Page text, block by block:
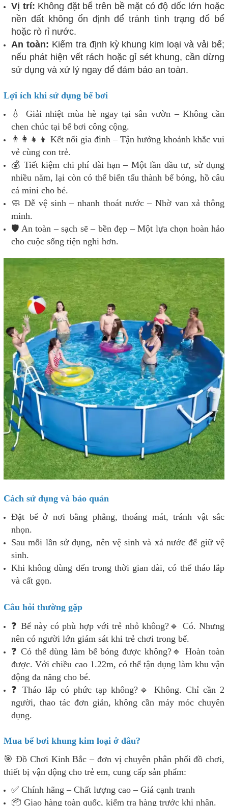
Vị trí: Không đặt bể trên bề mặt có độ dốc lớn hoặc
nền đất không ổn định để tránh tình trạng đổ bể
hoặc rò rỉ nước.
An toàn: Kiểm tra định kỳ khung kim loại và vải bể;
nếu phát hiện vết rách hoặc gỉ sét khung, cần dừng
sử dụng và xử lý ngay để đảm bảo an toàn.
Lợi ích khi sử dụng bể bơi
💧 Giải nhiệt mùa hè ngay tại sân vườn – Không cần
chen chúc tại bể bơi công cộng.
👨‍👩‍👧‍👦 Kết nối gia đình – Tận hưởng khoảnh khắc vui
vẻ cùng con trẻ.
💰 Tiết kiệm chi phí dài hạn – Một lần đầu tư, sử dụng
nhiều năm, lại còn có thể biến tấu thành bể bóng, hồ câu
cá mini cho bé.
🧼 Dễ vệ sinh – nhanh thoát nước – Nhờ van xả thông
minh.
🛡️ An toàn – sạch sẽ – bền đẹp – Một lựa chọn hoàn hảo
cho cuộc sống tiện nghi hơn.
Cách sử dụng và bảo quản
Đặt bể ở nơi bằng phẳng, thoáng mát, tránh vật sắc
nhọn.
Sau mỗi lần sử dụng, nên vệ sinh và xả nước để giữ vệ
sinh.
Khi không dùng đến trong thời gian dài, có thể tháo lắp
và cất gọn.
Câu hỏi thường gặp
❓ Bể này có phù hợp với trẻ nhỏ không?🔹 Có. Nhưng
nên có người lớn giám sát khi trẻ chơi trong bể.
❓ Có thể dùng làm bể bóng được không?🔹 Hoàn toàn
được. Với chiều cao 1.22m, có thể tận dụng làm khu vận
động đa năng cho bé.
❓ Tháo lắp có phức tạp không?🔹 Không. Chỉ cần 2
người, thao tác đơn giản, không cần máy móc chuyên
dụng.
Mua bể bơi khung kim loại ở đâu?
🎯 Đồ Chơi Kinh Bắc – đơn vị chuyên phân phối đồ chơi,
thiết bị vận động cho trẻ em, cung cấp sản phẩm:
✅ Chính hãng – Chất lượng cao – Giá cạnh tranh
📦 Giao hàng toàn quốc, kiểm tra hàng trước khi nhận.